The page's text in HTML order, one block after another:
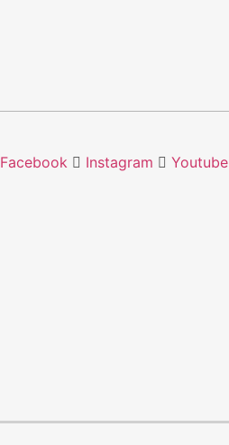
Facebook Instagram Youtube